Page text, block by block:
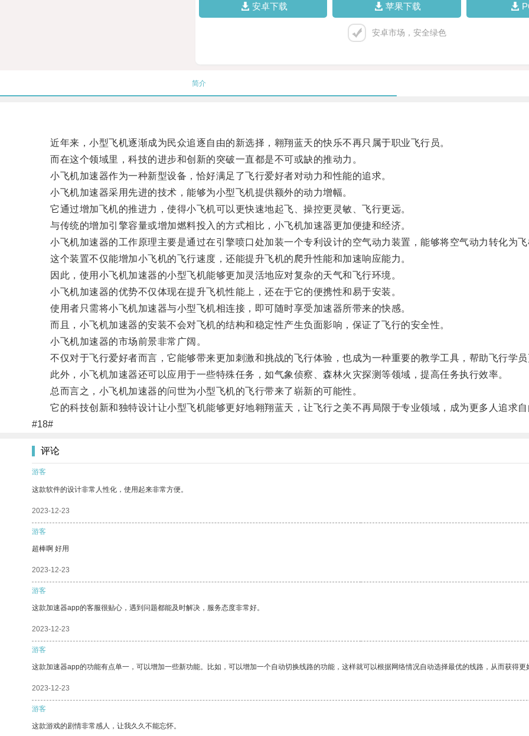
安卓下载 苹果下载
安卓市场，安全绿色
简介
近年来，小型飞机逐渐成为民众追逐自由的新选择，翱翔蓝天的快乐不再只属于职业飞行员。
而在这个领域里，科技的进步和创新的突破一直都是不可或缺的推动力。
小飞机加速器作为一种新型设备，恰好满足了飞行爱好者对动力和性能的追求。
小飞机加速器采用先进的技术，能够为小型飞机提供额外的动力增幅。
它通过增加飞机的推进力，使得小飞机可以更快速地起飞、操控更灵敏、飞行更远。
与传统的增加引擎容量或增加燃料投入的方式相比，小飞机加速器更加便捷和经济。
小飞机加速器的工作原理主要是通过在引擎喷口处加装一个专利设计的空气动力装置，能够将空气动力转化为飞
这个装置不仅能增加小飞机的飞行速度，还能提升飞机的爬升性能和加速响应能力。
因此，使用小飞机加速器的小型飞机能够更加灵活地应对复杂的天气和飞行环境。
小飞机加速器的优势不仅体现在提升飞机性能上，还在于它的便携性和易于安装。
使用者只需将小飞机加速器与小型飞机相连接，即可随时享受加速器所带来的快感。
而且，小飞机加速器的安装不会对飞机的结构和稳定性产生负面影响，保证了飞行的安全性。
小飞机加速器的市场前景非常广阔。
不仅对于飞行爱好者而言，它能够带来更加刺激和挑战的飞行体验，也成为一种重要的教学工具，帮助飞行学员
此外，小飞机加速器还可以应用于一些特殊任务，如气象侦察、森林火灾探测等领域，提高任务执行效率。
总而言之，小飞机加速器的问世为小型飞机的飞行带来了崭新的可能性。
它的科技创新和独特设计让小型飞机能够更好地翱翔蓝天，让飞行之美不再局限于专业领域，成为更多人追求自
#18#
评论
游客
这款软件的设计非常人性化，使用起来非常方便。
2023-12-23
游客
超棒啊 好用
2023-12-23
游客
这款加速器app的客服很贴心，遇到问题都能及时解决，服务态度非常好。
2023-12-23
游客
这款加速器app的功能有点单一，可以增加一些新功能。比如，可以增加一个自动切换线路的功能，这样就可以根据网络情况自动选择最优的线路，从而获得更
2023-12-23
游客
这款游戏的剧情非常感人，让我久久不能忘怀。